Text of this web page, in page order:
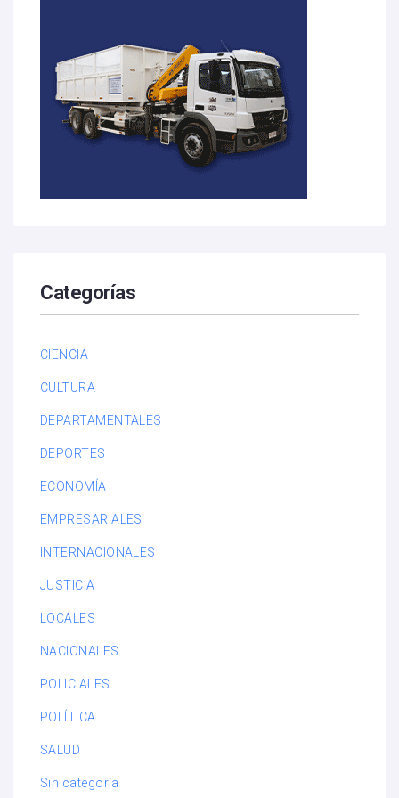
Categorías
CIENCIA
CULTURA
DEPARTAMENTALES
DEPORTES
ECONOMÍA
EMPRESARIALES
INTERNACIONALES
JUSTICIA
LOCALES
NACIONALES
POLICIALES
POLÍTICA
SALUD
Sin categoría